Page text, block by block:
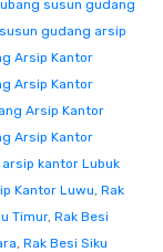
susun gudang
gudang arsip
Arsip Kantor
Arsip Kantor
Arsip Kantor
Arsip Kantor
kantor Lubuk
Kantor Luwu, Rak
Timur, Rak Besi
, Rak Besi Siku